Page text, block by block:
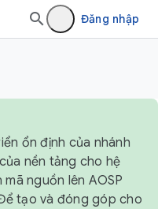
Đăng nhập
ổn định của nhánh
nền tảng cho hệ
nguồn lên AOSP
tạo và đóng góp cho